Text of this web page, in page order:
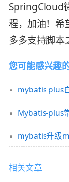
SpringCloud
程，加油！希
多多支持脚本
您可能感兴趣
mybatis plus
Mybatis-plus
mybatis升级
相关文章